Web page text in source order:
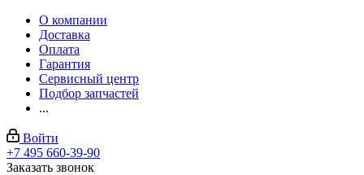
О компании
Доставка
Оплата
Гарантия
Сервисный центр
Подбор запчастей
...
Войти
+7 495 660-39-90
Заказать звонок